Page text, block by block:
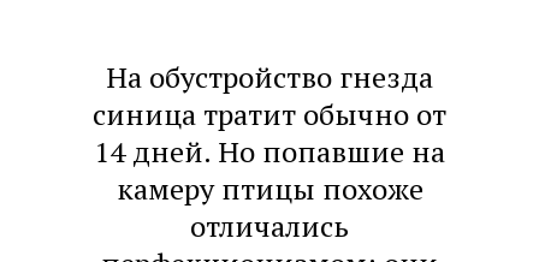
На обустройство гнезда
синица тратит обычно от
14 дней. Но попавшие на
камеру птицы похоже
отличались